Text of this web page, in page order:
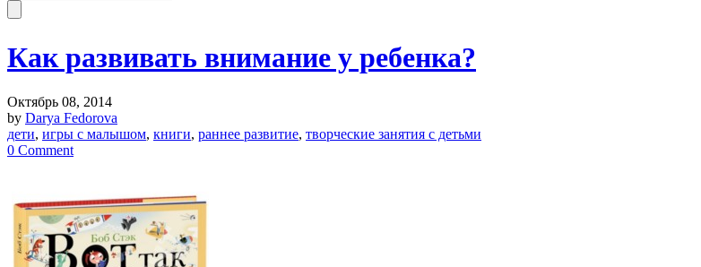
Как развивать внимание у ребенка?
Октябрь 08, 2014
by Darya Fedorova
дети, игры с малышом, книги, раннее развитие, творческие занятия с детьми
0 Comment